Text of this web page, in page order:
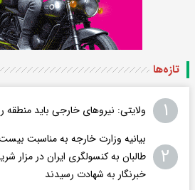
تازه‌ها
۱ ولایتی: نیروهای خارجی باید منطقه
۲
بیانیه وزارت خارجه به مناسبت
خبرنگار به شهادت رسیدند